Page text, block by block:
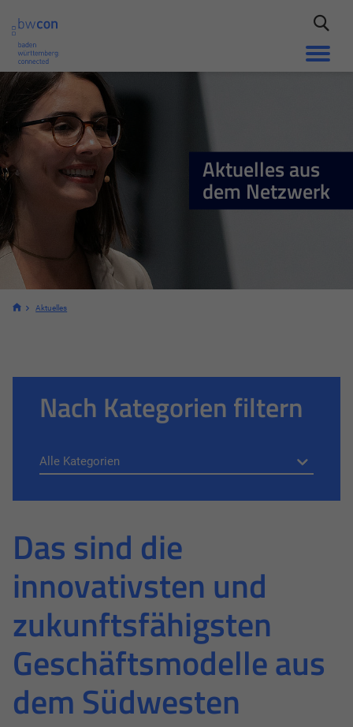
Aktuelles aus
dem Netzwerk
Aktuelles
Nach Kategorien filtern
Das sind die
innovativsten und
zukunftsfähigsten
Geschäftsmodelle aus
dem Südwesten